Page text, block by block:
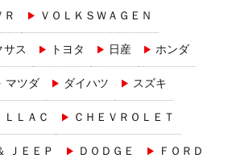
Ｒ ＶＯＬＫＳＷＡＧＥＮ
サス トヨタ 日産 ホンダ
マツダ ダイハツ スズキ
ＬＬＡＣ ＣＨＥＶＲＯＬＥＴ
ＪＥＥＰ ＤＯＤＧＥ ＦＯＲＤ